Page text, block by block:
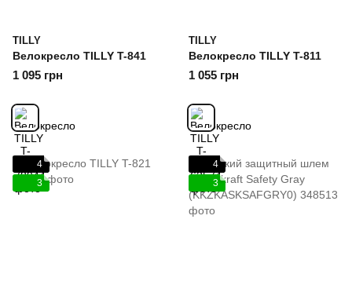
TILLY
Велокресло TILLY T-841
1 095 грн
TILLY
Велокресло TILLY T-811
1 055 грн
4
3
4
3